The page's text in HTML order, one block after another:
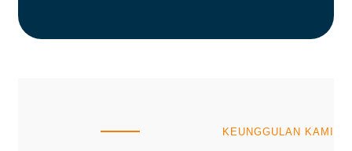
KEUNGGULAN KAMI